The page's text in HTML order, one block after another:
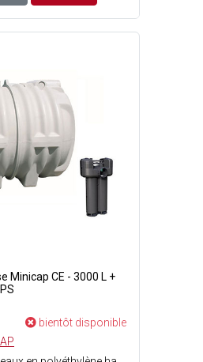
Minicap CE - 3000 L +
bientôt disponible